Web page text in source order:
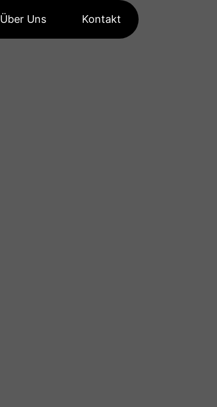
Über Uns Kontakt